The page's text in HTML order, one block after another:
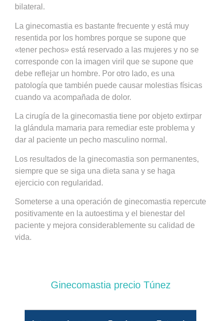
bilateral.
La ginecomastia es bastante frecuente y está muy
resentida por los hombres porque se supone que
«tener pechos» está reservado a las mujeres y no se
corresponde con la imagen viril que se supone que
debe reflejar un hombre. Por otro lado, es una
patología que también puede causar molestias físicas
cuando va acompañada de dolor.
La cirugía de la ginecomastia tiene por objeto extirpar
la glándula mamaria para remediar este problema y
dar al paciente un pecho masculino normal.
Los resultados de la ginecomastia son permanentes,
siempre que se siga una dieta sana y se haga
ejercicio con regularidad.
Someterse a una operación de ginecomastia repercute
positivamente en la autoestima y el bienestar del
paciente y mejora considerablemente su calidad de
vida.
Ginecomastia precio Túnez